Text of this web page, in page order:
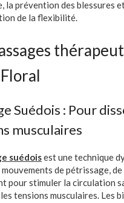
la prévention des blessures
de la flexibilité.
Suédois : Pour
musculaires
suédoisest une technique
de pétrissage,
pour stimuler la circulation
tensions musculaires. Les